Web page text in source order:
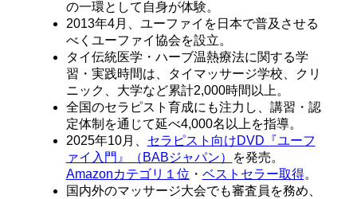
の一環として自身が体験。
2013年4月、ユーファイを日本で普及させる
べくユーファイ協会を設立。
タイ伝統医学・ハーブ温熱療法に関する学
習・実践時間は、タイマッサージ学校、クリ
ニック、大学など累計2,000時間以上。
全国のセラピスト育成にも注力し、講習・認
定体制を通じて延べ4,000名以上を指導。
2025年10月、 セラピスト向けDVD『ユーフ
ァイ入門』（BABジャパン）
を発売。
Amazonカテゴリ１ 位 ・ ベストセラー取得。
国内外のマッサージ大会でも審査員を務め、